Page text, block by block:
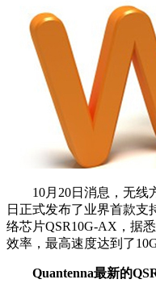
10月20日消息，无线方
日正式发布了业界首款支
络芯片QSR10G-AX，据
效率，最高速度达到了
Quantenna最新的